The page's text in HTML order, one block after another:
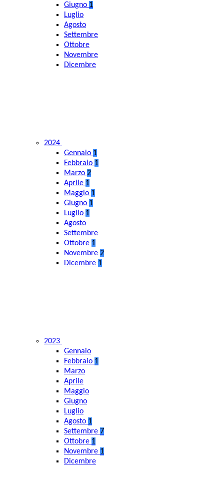
Giugno 1
Luglio
Agosto
Settembre
Ottobre
Novembre
Dicembre
2024
Gennaio 1
Febbraio 1
Marzo 2
Aprile 1
Maggio 1
Giugno 1
Luglio 1
Agosto
Settembre
Ottobre 1
Novembre 2
Dicembre 1
2023
Gennaio
Febbraio 1
Marzo
Aprile
Maggio
Giugno
Luglio
Agosto 1
Settembre 7
Ottobre 1
Novembre 1
Dicembre